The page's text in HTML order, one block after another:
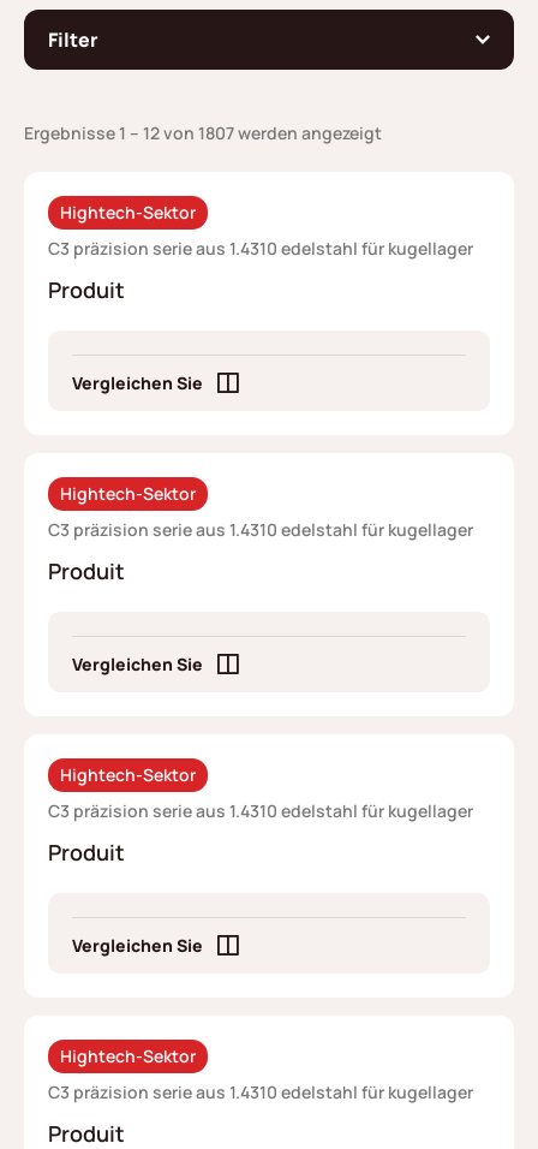
Filter
Ergebnisse 1 – 12 von 1807 werden angezeigt
Hightech-Sektor
C3 präzision serie aus 1.4310 edelstahl für kugellager
Produit
Vergleichen Sie
Hightech-Sektor
C3 präzision serie aus 1.4310 edelstahl für kugellager
Produit
Vergleichen Sie
Hightech-Sektor
C3 präzision serie aus 1.4310 edelstahl für kugellager
Produit
Vergleichen Sie
Hightech-Sektor
C3 präzision serie aus 1.4310 edelstahl für kugellager
Produit